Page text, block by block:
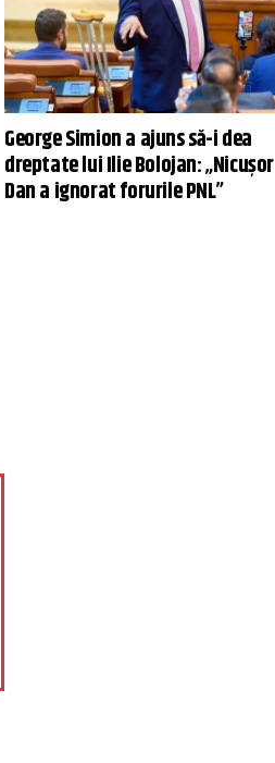
George Simion a ajuns să-i dea
dreptate lui Ilie Bolojan: „Nicușor
Dan a ignorat forurile PNL”